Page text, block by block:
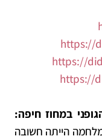
https://
https://
https://
במחוז חיפה:
הייתה חשובה